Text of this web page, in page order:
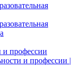
и профессии
и профессии |